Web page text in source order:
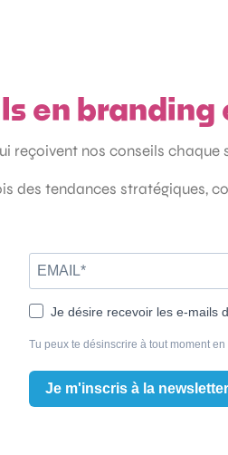
en
reçoivent nos conseils chaque
des tendances stratégiques,
Je désire recevoir les e-mails
Tu peux te désinscrire à tout moment
Je m'inscris à la newsletter